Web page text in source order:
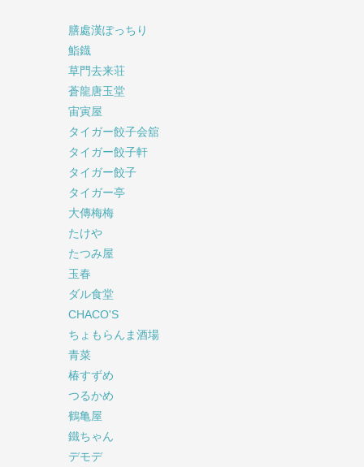
膳處漢ぽっちり
鮨鐡
草門去来荘
蒼龍唐玉堂
宙寅屋
タイガー餃子会舘
タイガー餃子軒
タイガー餃子
タイガー亭
大傳梅梅
たけや
たつみ屋
玉春
ダル食堂
CHACO'S
ちょもらんま酒場
青菜
椿すずめ
つるかめ
鶴亀屋
鐵ちゃん
デモデ